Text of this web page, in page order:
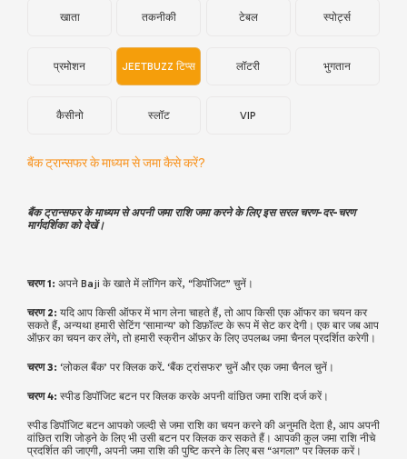
खाता तकनीकी टेबल स्पोर्ट्स
प्रमोशन JEETBUZZ टिप्स लॉटरी भुगतान
कैसीनो स्लॉट VIP
बैंक ट्रान्सफर के माध्यम से जमा कैसे करें?
बैंक ट्रान्सफर के माध्यम से अपनी जमा राशि जमा करने के लिए इस सरल चरण-दर-चरण
मार्गदर्शिका को देखें।
चरण 1: अपने Baji के खाते में लॉगिन करें, “डिपॉजिट” चुनें।
चरण 2: यदि आप किसी ऑफर में भाग लेना चाहते हैं, तो आप किसी एक ऑफर का चयन कर
सकते हैं, अन्यथा हमारी सेटिंग ‘सामान्य’ को डिफ़ॉल्ट के रूप में सेट कर देगी। एक बार जब आप
ऑफ़र का चयन कर लेंगे, तो हमारी स्क्रीन ऑफ़र के लिए उपलब्ध जमा चैनल प्रदर्शित करेगी।
चरण 3: ‘लोकल बैंक’ पर क्लिक करें. ‘बैंक ट्रांसफर’ चुनें और एक जमा चैनल चुनें।
चरण 4: स्पीड डिपॉजिट बटन पर क्लिक करके अपनी वांछित जमा राशि दर्ज करें।
स्पीड डिपॉजिट बटन आपको जल्दी से जमा राशि का चयन करने की अनुमति देता है, आप अपनी
वांछित राशि जोड़ने के लिए भी उसी बटन पर क्लिक कर सकते हैं। आपकी कुल जमा राशि नीचे
प्रदर्शित की जाएगी, अपनी जमा राशि की पुष्टि करने के लिए बस “अगला” पर क्लिक करें।